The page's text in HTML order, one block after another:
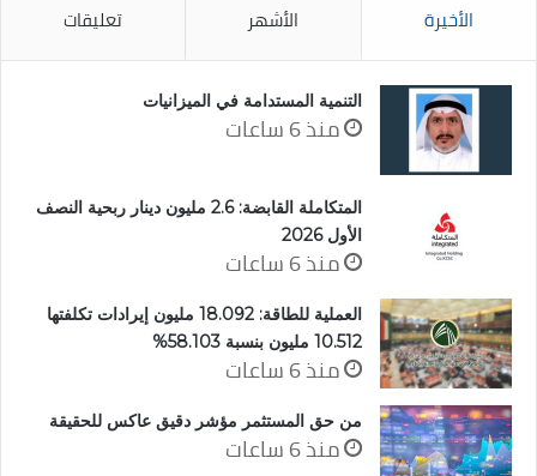
الأخيرة الأشهر تعليقات
التنمية المستدامة في الميزانيات
منذ 6 ساعات
المتكاملة القابضة: 2.6 مليون دينار ربحية النصف
الأول 2026
منذ 6 ساعات
العملية للطاقة: 18.092 مليون إيرادات تكلفتها
10.512 مليون بنسبة 58.103%
منذ 6 ساعات
من حق المستثمر مؤشر دقيق عاكس للحقيقة
منذ 6 ساعات